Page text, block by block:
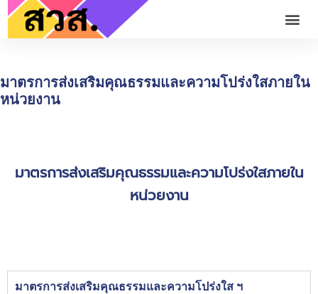
มาตรการส่งเสริมคุณธรรมและความโปร่งใสภายใน
หน่วยงาน
มาตรการส่งเสริมคุณธรรมและความโปร่งใสภายใน
หน่วยงาน
มาตรการส่งเสริมคุณธรรมและความโปร่งใส ฯ